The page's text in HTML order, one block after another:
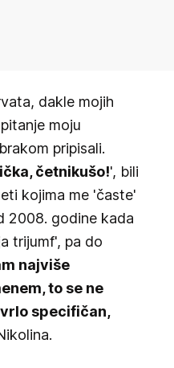
dakle mojih
moju
pripisali.
četnikušo!', bili
kojima me 'časte'
2008. godine kada
trijumf', pa do
najviše
to se ne
specifičan,